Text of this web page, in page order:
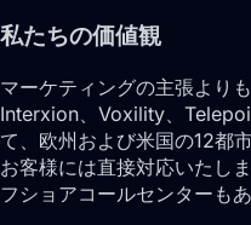
私たちの価値観
マーケティングの主張より
Interxion、Voxility、
て、欧州および米国の12都
お客様には直接対応いたし
フショアコールセンターもあ